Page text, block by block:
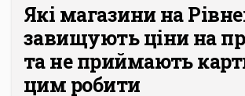
Які магазини на
завищують ціни на
та не приймають
цим робити